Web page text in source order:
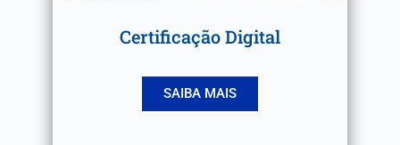
Certificação Digital
SAIBA MAIS